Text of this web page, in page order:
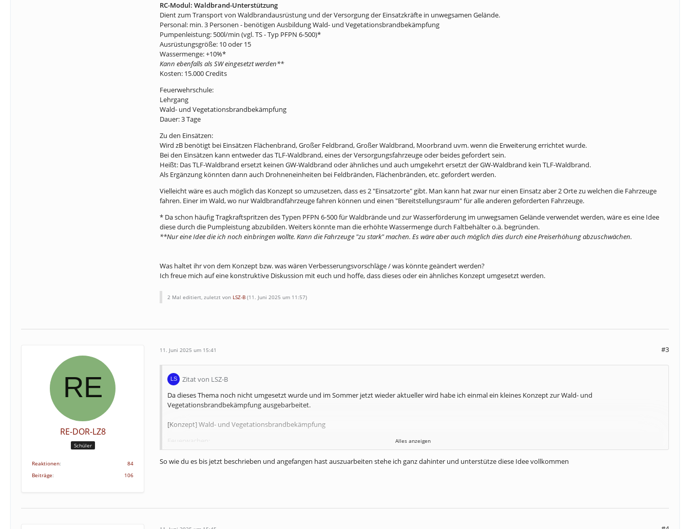
RC-Modul: Waldbrand-Unterstützung
Dient zum Transport von Waldbrandausrüstung und der Versorgung der Einsatzkräfte in unwegsamen Gelände.
Personal: min. 3 Personen - benötigen Ausbildung Wald- und Vegetationsbrandbekämpfung
Pumpenleistung: 500l/min (vgl. TS - Typ PFPN 6-500)*
Ausrüstungsgröße: 10 oder 15
Wassermenge: +10%*
Kann ebenfalls als SW eingesetzt werden**
Kosten: 15.000 Credits
Feuerwehrschule:
Lehrgang
Wald- und Vegetationsbrandbekämpfung
Dauer: 3 Tage
Zu den Einsätzen:
Wird zB benötigt bei Einsätzen Flächenbrand, Großer Feldbrand, Großer Waldbrand, Moorbrand uvm. wenn die Erweiterung errichtet wurde.
Bei den Einsätzen kann entweder das TLF-Waldbrand, eines der Versorgungsfahrzeuge oder beides gefordert sein.
Heißt: Das TLF-Waldbrand ersetzt keinen GW-Waldbrand oder ähnliches und auch umgekehrt ersetzt der GW-Waldbrand kein TLF-Waldbrand.
Als Ergänzung könnten dann auch Drohneneinheiten bei Feldbränden, Flächenbränden, etc. gefordert werden.
Vielleicht wäre es auch möglich das Konzept so umzusetzen, dass es 2 "Einsatzorte" gibt. Man kann hat zwar nur einen Einsatz aber 2 Orte zu welchen die Fahrzeuge
fahren. Einer im Wald, wo nur Waldbrandfahrzeuge fahren können und einen "Bereitstellungsraum" für alle anderen geforderten Fahrzeuge.
* Da schon häufig Tragkraftspritzen des Typen PFPN 6-500 für Waldbrände und zur Wasserförderung im unwegsamen Gelände verwendet werden, wäre es eine Idee
diese durch die Pumpleistung abzubilden. Weiters könnte man die erhöhte Wassermenge durch Faltbehälter o.ä. begründen.
**Nur eine Idee die ich noch einbringen wollte. Kann die Fahrzeuge "zu stark" machen. Es wäre aber auch möglich dies durch eine Preiserhöhung abzuschwächen.
Was haltet ihr von dem Konzept bzw. was wären Verbesserungsvorschläge / was könnte geändert werden?
Ich freue mich auf eine konstruktive Diskussion mit euch und hoffe, dass dieses oder ein ähnliches Konzept umgesetzt werden.
2 Mal editiert, zuletzt von LSZ-B (11. Juni 2025 um 11:57)
RE-DOR-LZ8
Schüler
Reaktionen
84
Beiträge
106
11. Juni 2025 um 15:41 #3
Zitat von LSZ-B
Da dieses Thema noch nicht umgesetzt wurde und im Sommer jetzt wieder aktueller wird habe ich einmal ein kleines Konzept zur Wald- und
Vegetationsbrandbekämpfung ausgebarbeitet.
[Konzept] Wald- und Vegetationsbrandbekämpfung
Erweiterung Wald- und Vegetationsbrandbekämpfung
gibt 1 oder 2 Stellplätze
Löschfahrzeuge/Tanklöschfahrzeuge:
Speziell ausgestattetes Fahrzeug zur Wald- und Vegetationsbrandbekämpfung.
Alles anzeigen
So wie du es bis jetzt beschrieben und angefangen hast auszuarbeiten stehe ich ganz dahinter und unterstütze diese Idee vollkommen